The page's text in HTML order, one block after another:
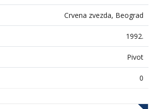
Crvena zvezda, Beograd
1992.
Pivot
0